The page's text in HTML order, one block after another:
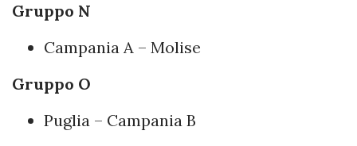
Gruppo N
Campania A – Molise
Gruppo O
Puglia – Campania B